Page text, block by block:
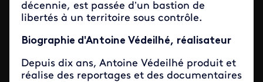
décennie, est passée d’un bastion de
libertés à un territoire sous contrôle.
Biographie d'Antoine Védeilhé, réalisateur
Depuis dix ans, Antoine Védeilhé produit et
réalise des reportages et des documentaires